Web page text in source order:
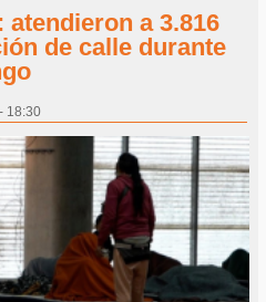
a 3.816
de calle durante
18:30